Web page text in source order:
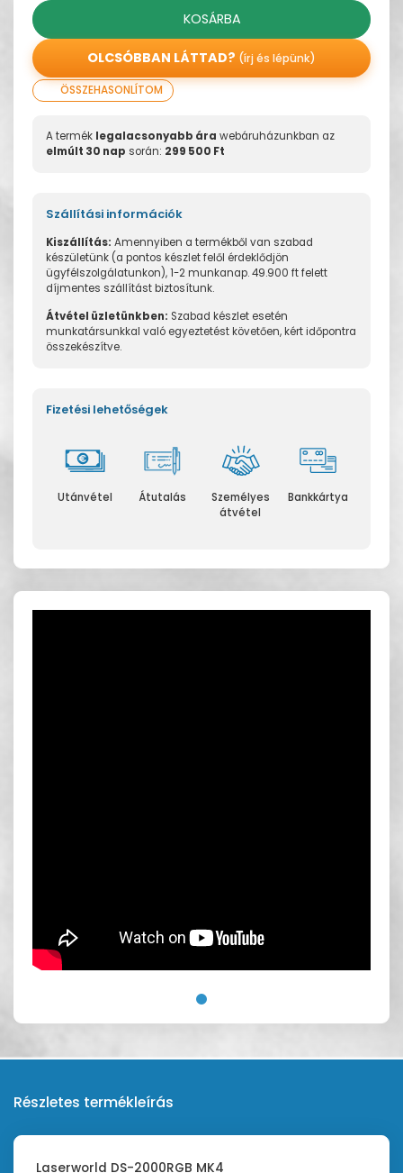
KOSÁRBA
OLCSÓBBAN LÁTTAD? (írj és lépünk)
ÖSSZEHASONLÍTOM
A termék legalacsonyabb ára webáruházunkban az
elmúlt 30 nap során: 299 500 Ft
Szállítási információk
Kiszállítás: Amennyiben a termékből van szabad
készületünk (a pontos készlet felől érdeklődjön
ügyfélszolgálatunkon), 1-2 munkanap. 49.900 ft felett
díjmentes szállítást biztosítunk.
Átvétel üzletünkben: Szabad készlet esetén
munkatársunkkal való egyeztetést követően, kért időpontra
összekészítve.
Fizetési lehetőségek
Utánvétel Átutalás
Személyes
átvétel
Bankkártya
Részletes termékleírás
Laserworld DS-2000RGB MK4